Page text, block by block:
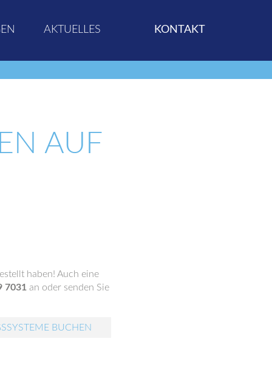
AKTUELLES KONTAKT
AUF
haben! Auch eine
7031 an oder senden Sie
BUCHEN